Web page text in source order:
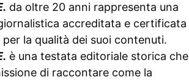
da oltre 20 anni rappresenta una
accreditata e certificata
per la qualità dei suoi contenuti.
è una testata editoriale storica che
di raccontare come la